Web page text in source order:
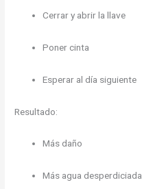
Cerrar y abrir la llave
Poner cinta
Esperar al día siguiente
Resultado:
Más daño
Más agua desperdiciada